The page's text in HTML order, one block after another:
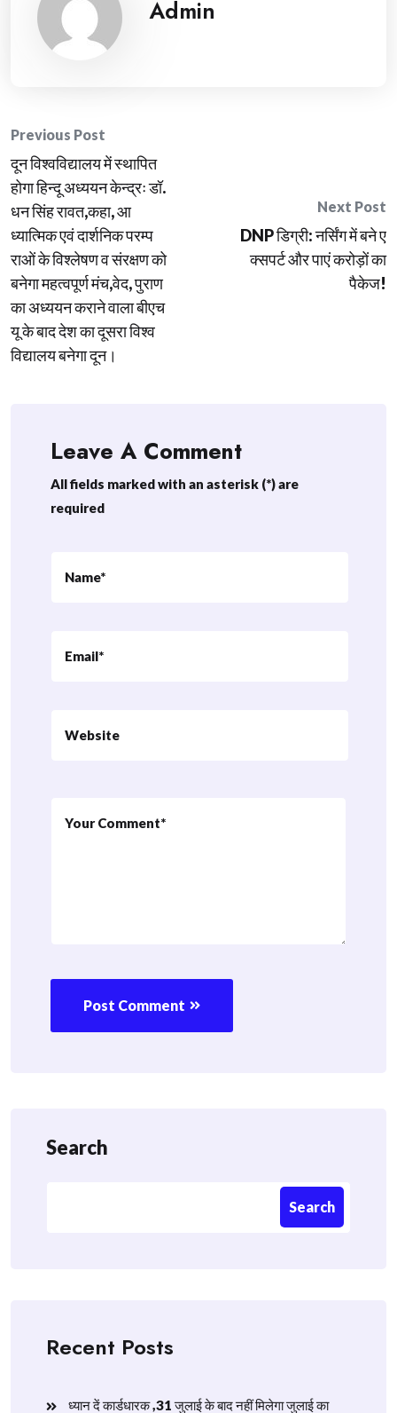
Admin
Post
navigation
Previous Post
दून विश्वविद्यालय में स्थापित
होगा हिन्दू अध्ययन केन्द्रः डॉ.
धन सिंह रावत,कहा, आ
ध्यात्मिक एवं दार्शनिक परम्प
राओं के विश्लेषण व संरक्षण को
बनेगा महत्वपूर्ण मंच,वेद, पुराण
का अध्ययन कराने वाला बीएच
यू के बाद देश का दूसरा विश्व
विद्यालय बनेगा दून।
Next Post
DNP डिग्री: नर्सिंग में बने ए
क्सपर्ट और पाएं करोड़ों का
पैकेज!
Leave A Comment
All fields marked with an asterisk (*) are
required
Post Comment
Search
Search
Recent Posts
ध्यान दें कार्डधारक ,31 जुलाई के बाद नहीं मिलेगा जुलाई का